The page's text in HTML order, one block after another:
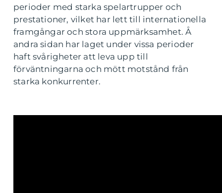
perioder med starka spelartrupper och
prestationer, vilket har lett till internationella
framgångar och stora uppmärksamhet. Å
andra sidan har laget under vissa perioder
haft svårigheter att leva upp till
förväntningarna och mött motstånd från
starka konkurrenter.